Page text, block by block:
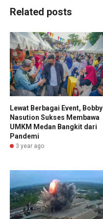
Related posts
Lewat Berbagai Event, Bobby
Nasution Sukses Membawa
UMKM Medan Bangkit dari
Pandemi
3 year ago